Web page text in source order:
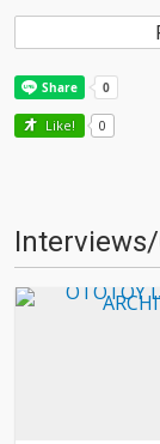
Like! 0